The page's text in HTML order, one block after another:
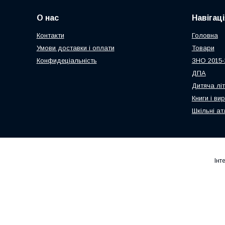
О нас
Контакти
Умови доставки і оплати
Конфидеціальність
Головна
Товари
ЗНО 2015-
ДПА
Дитяча
Книги і
Шкільні